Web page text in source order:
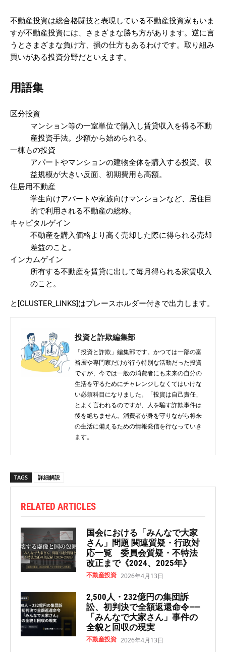
不動産投資は総合格闘技と表現している不動産投資家もいま
すが不動産投資には、さまざまな勝ち方があります。逆に言
うとさまざまな負け方、損の仕方もあるわけです。取り組み
買いがある投資分野だといえます。
用語集
区分投資
マンション等の一室単位で購入し賃貸収入を得る不動
産投資手法。少額から始められる。
一棟もの投資
アパートやマンションの建物全体を購入する投資。収
益規模が大きい反面、初期費用も高額。
住居用不動産
学生向けアパートや家族向けマンションなど、居住目
的で利用される不動産の総称。
キャピタルゲイン
不動産を購入価格より高く売却した際に得られる売却
差益のこと。
インカムゲイン
所有する不動産を賃貸に出して毎月得られる家賃収入
のこと。
と[CLUSTER_LINKS]はプレースホルダー付きで出力します。
投資と詐欺編集部
「投資と詐欺」編集部です。かつては一部の富
裕層や専門家だけが行う特別な活動だった投資
ですが、今では一般の消費者にも未来の自分の
生活を守るためにチャレンジしなくてはいけな
い必須科目になりました。「投資は自己責任」
とよく言われるのですが、人を騙す詐欺事件は
後を絶ちません。消費者が身を守りながら将来
の生活に備えるための情報発信を行なっていき
ます。
TAGS 詳細解説
RELATED ARTICLES
国会における「みんなで大家
さん」問題 関連質疑・行政対
応一覧 委員会質疑・不特法
改正まで《2024、2025年》
不動産投資 2026年4月13日
2,500人・232億円の集団訴
訟、初判決で全額返還命令——
「みんなで大家さん」事件の
全貌と回収の現実
不動産投資 2026年4月13日